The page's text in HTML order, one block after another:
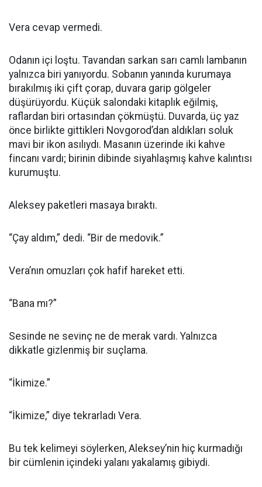
Vera cevap vermedi.
Odanın içi loştu. Tavandan sarkan sarı camlı lambanın
yalnızca biri yanıyordu. Sobanın yanında kurumaya
bırakılmış iki çift çorap, duvara garip gölgeler
düşürüyordu. Küçük salondaki kitaplık eğilmiş,
raflardan biri ortasından çökmüştü. Duvarda, üç yaz
önce birlikte gittikleri Novgorod’dan aldıkları soluk
mavi bir ikon asılıydı. Masanın üzerinde iki kahve
fincanı vardı; birinin dibinde siyahlaşmış kahve kalıntısı
kurumuştu.
Aleksey paketleri masaya bıraktı.
“Çay aldım,” dedi. “Bir de medovik.”
Vera’nın omuzları çok hafif hareket etti.
“Bana mı?”
Sesinde ne sevinç ne de merak vardı. Yalnızca
dikkatle gizlenmiş bir suçlama.
“İkimize.”
“İkimize,” diye tekrarladı Vera.
Bu tek kelimeyi söylerken, Aleksey’nin hiç kurmadığı
bir cümlenin içindeki yalanı yakalamış gibiydi.